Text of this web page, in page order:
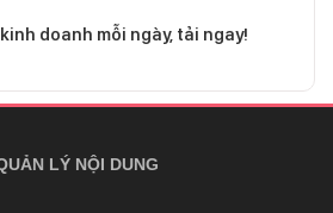
doanh mỗi ngày, tải ngay!
LÝ NỘI DUNG